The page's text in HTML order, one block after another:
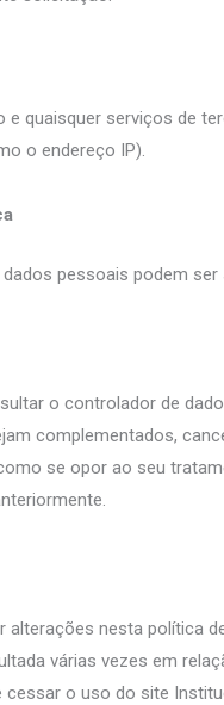
quaisquer serviços de
o endereço IP).
pessoais podem
o controlador de
complementados,
se opor ao seu
nesta política
várias vezes em
o uso do site